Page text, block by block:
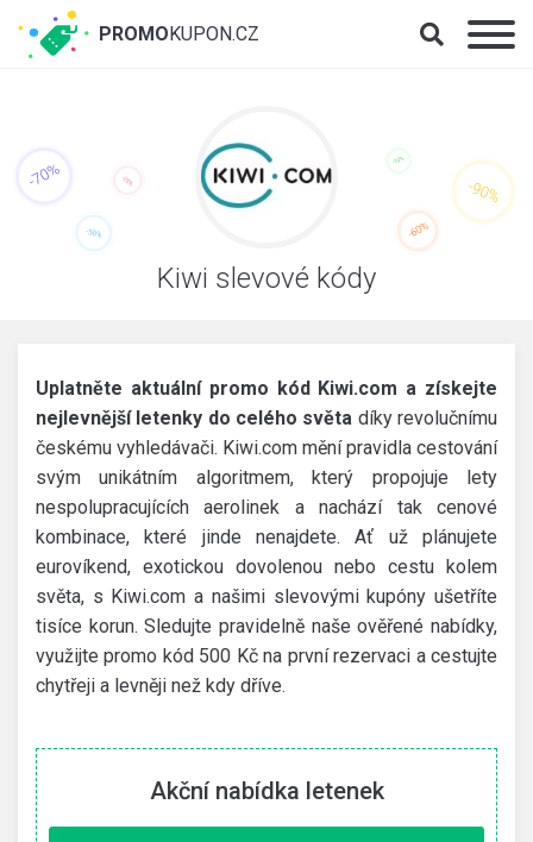
Kiwi slevové kódy
Uplatněte aktuální promo kód Kiwi.com a získejte
nejlevnější letenky do celého světa díky revolučnímu
českému vyhledávači. Kiwi.com mění pravidla cestování
svým unikátním algoritmem, který propojuje lety
nespolupracujících aerolinek a nachází tak cenové
kombinace, které jinde nenajdete. Ať už plánujete
eurovíkend, exotickou dovolenou nebo cestu kolem
světa, s Kiwi.com a našimi slevovými kupóny ušetříte
tisíce korun. Sledujte pravidelně naše ověřené nabídky,
využijte promo kód 500 Kč na první rezervaci a cestujte
chytřeji a levněji než kdy dříve.
Akční nabídka letenek
PROMOKUPON.CZ